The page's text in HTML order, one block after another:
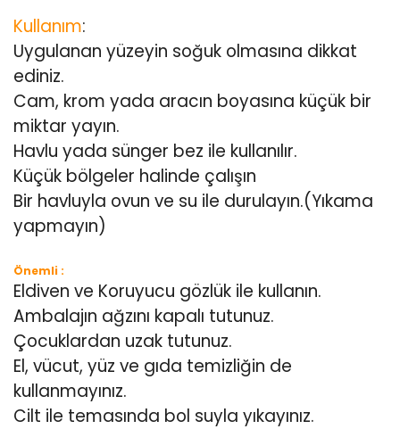
Kullanım:
Uygulanan yüzeyin soğuk olmasına dikkat
ediniz.
Cam, krom yada aracın boyasına küçük bir
miktar yayın.
Havlu yada sünger bez ile kullanılır.
Küçük bölgeler halinde çalışın
Bir havluyla ovun ve su ile durulayın.(Yıkama
yapmayın)
Önemli :
Eldiven ve Koruyucu gözlük ile kullanın.
Ambalajın ağzını kapalı tutunuz.
Çocuklardan uzak tutunuz.
El, vücut, yüz ve gıda temizliğin de
kullanmayınız.
Cilt ile temasında bol suyla yıkayınız.